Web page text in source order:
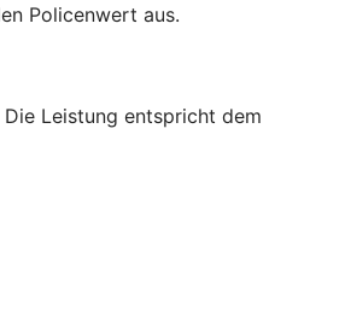
Policenwert aus.
Leistung entspricht dem